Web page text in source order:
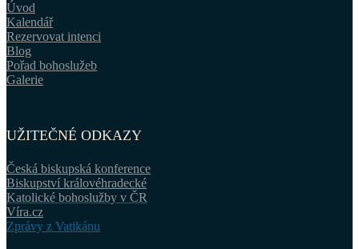
Úvod
Kalendář
Rezervovat intenci
Blog
Pořad bohoslužeb
Galerie
UŽITEČNÉ ODKAZY
Česká biskupská konference
Biskupství královéhradecké
Katolické bohoslužby v ČR
Víra.cz
Zprávy z Vatikánu